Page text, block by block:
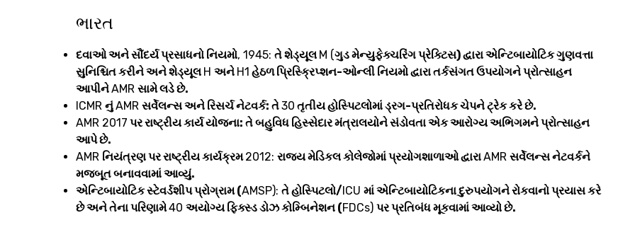
ભારત
દવાઓ અને સૌંદર્ય પ્રસાધનો નિયમો, 1945: તે શેડ્યૂલ M (ગુડ મેન્યુફેક્ચરિંગ પ્રેક્ટિસ) દ્વારા એન્ટિબાયોટિક ગુણવત્તા
સુનિશ્ચિત કરીને અને શેડ્યૂલ H અને H1 હેઠળ પ્રિસ્ક્રિપ્શન-ઓન્લી નિયમો દ્વારા તર્કસંગત ઉપયોગને પ્રોત્સાહન
આપીનેAMR સામે લડે છે.
ICMR નુંAMR સર્વેલન્સ અને રિસર્ચ નેટવર્ક: તે30 તૃતીય હોસ્પિટલોમાં ડ્રગ-પ્રતિરોધક ચેપને ટ્રેક કરે છે.
AMR 2017 પર રાષ્ટ્રીય કાર્ય યોજના: તે બહુવિધ હિસ્સેદાર મંત્રાલયોને સંડોવતા એક આરોગ્ય અભિગમને પ્રોત્સાહન
આપે છે.
AMR નિયંત્રણ પર રાષ્ટ્રીય કાર્યક્રમ2012: રાજ્ય મેડિકલ કોલેજોમાં પ્રયોગશાળાઓ દ્વારાAMR સર્વેલન્સ નેટવર્કને
મજબૂત બનાવવામાં આવ્યું.
એન્ટિબાયોટિક સ્ટેવર્ડશીપ પ્રોગ્રામ (AMSP): તે હોસ્પિટલો/ ICU માં એન્ટિબાયોટિકના દુરુપયોગને રોકવાનો પ્રયાસ કરે
છે અને તેના પરિણામે40 અયોગ્ય ફિક્સ્ડ ડોઝ કોમ્બિનેશન (FDCs) પર પ્રતિબંધ મૂકવામાં આવ્યો છે.